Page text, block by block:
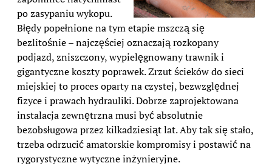
po zasypaniu wykopu.
Błędy popełnione na tym etapie mszczą się
bezlitośnie – najczęściej oznaczają rozkopany
podjazd, zniszczony, wypielęgnowany trawnik i
gigantyczne koszty poprawek. Zrzut ścieków do sieci
miejskiej to proces oparty na czystej, bezwzględnej
fizyce i prawach hydrauliki. Dobrze zaprojektowana
instalacja zewnętrzna musi być absolutnie
bezobsługowa przez kilkadziesiąt lat. Aby tak się stało,
trzeba odrzucić amatorskie kompromisy i postawić na
rygorystyczne wytyczne inżynieryjne.